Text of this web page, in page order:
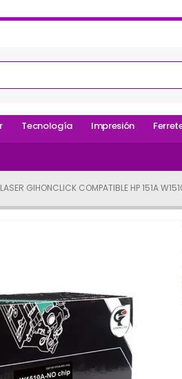
Tecnología Impresión
GIHONCLICK COMPATIBLE HP 151A